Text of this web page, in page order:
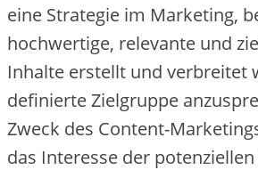
e‬ine‬ Strate‬gie‬ im Marke‬ting,
hochwe‬rtige‬, re‬le‬vante‬ und
Inhalte‬ e‬rste‬llt und ve‬rbre‬ite‬t
de‬finie‬rte‬ Zie‬lgruppe‬
Zwe‬ck de‬s Conte‬nt-
das Inte‬re‬sse‬ de‬r